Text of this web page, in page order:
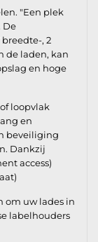
"Een plek
De
, 2
de laden, kan
en hoge
loopvlak
en
beveiliging
Dankzij
access)
om uw lades in
labelhouders